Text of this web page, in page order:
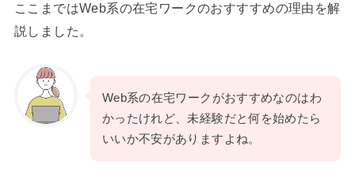
ここまではWeb系の在宅ワークのおすすすめの理由を解
説しました。
Web系の在宅ワークがおすすめなのはわ
かったけれど、未経験だと何を始めたら
いいか不安がありますよね。